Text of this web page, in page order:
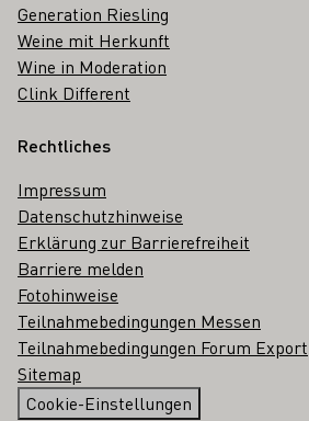
Generation Riesling
Weine mit Herkunft
Wine in Moderation
Clink Different
Rechtliches
Impressum
Datenschutzhinweise
Erklärung zur Barrierefreiheit
Barriere melden
Fotohinweise
Teilnahmebedingungen Messen
Teilnahmebedingungen Forum Export
Sitemap
Cookie-Einstellungen